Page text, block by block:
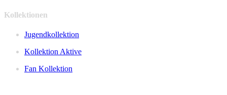
Kollektionen
Jugendkollektion
Kollektion Aktive
Fan Kollektion